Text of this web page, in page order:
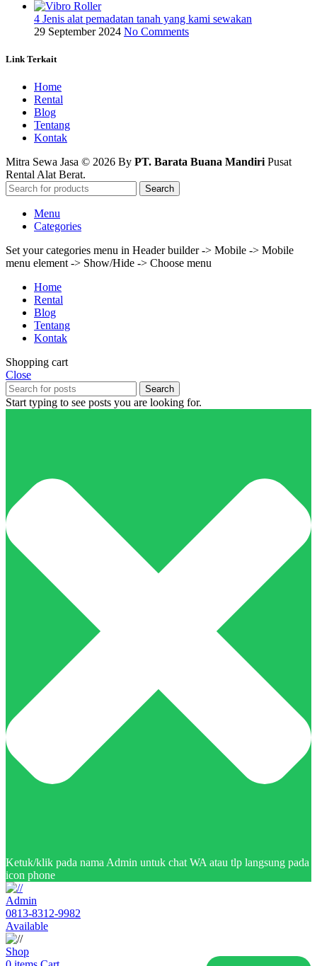
4 Jenis alat pemadatan tanah yang kami sewakan
29 September 2024 No Comments
Link Terkait
Home
Rental
Blog
Tentang
Kontak
Mitra Sewa Jasa © 2026 By PT. Barata Buana Mandiri Pusat
Rental Alat Berat.
Search
Menu
Categories
Set your categories menu in Header builder -> Mobile -> Mobile
menu element -> Show/Hide -> Choose menu
Home
Rental
Blog
Tentang
Kontak
Shopping cart
Close
Search
Start typing to see posts you are looking for.
Ketuk/klik pada nama Admin untuk chat WA atau tlp langsung pada
icon phone
Admin
0813-8312-9982
Available
Shop